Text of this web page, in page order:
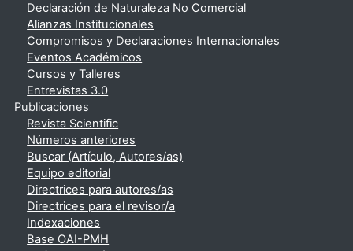
Declaración de Naturaleza No Comercial
Alianzas Institucionales
Compromisos y Declaraciones Internacionales
Eventos Académicos
Cursos y Talleres
Entrevistas 3.0
Publicaciones
Revista Scientific
Números anteriores
Buscar (Artículo, Autores/as)
Equipo editorial
Directrices para autores/as
Directrices para el revisor/a
Indexaciones
Base OAI-PMH